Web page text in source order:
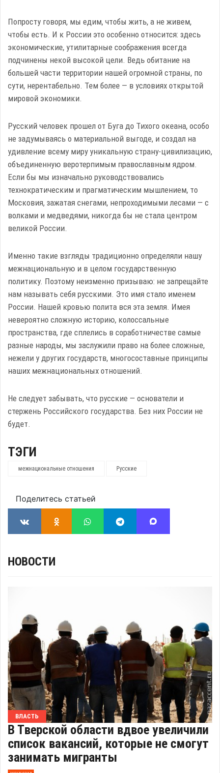
Попросту говоря, мы едим, чтобы жить, а не живем,
чтобы есть. И к России это особенно относится: здесь
экономические, утилитарные соображения всегда
подчинены некой высокой цели. Ведь обитание на
большей части территории нашей огромной страны, по
сути, нерентабельно. Тем более — в условиях открытой
мировой экономики.
Русский человек прошел от Буга до Тихого океана, особо
не задумываясь о материальной выгоде, и создал на
удивление всему миру уникальную страну-цивилизацию,
объединенную веротерпимым пра­вославным ядром.
Если бы мы изначально руководствовались
технократическим и прагматическим мышлением, то
Московия, зажатая снегами, непроходимыми лесами — с
волками и медведями, никогда бы не стала центром
великой России.
Именно такие взгляды традиционно определяли нашу
межнациональную и в целом государственную
политику. Поэтому неизменно призываю: не запрещайте
нам называть себя русскими. Это имя стало именем
России. Нашей кровью полита вся эта земля. Имея
невероятно сложную историю, колоссальные
пространства, где сплелись в соработничестве самые
разные народы, мы заслужили право на более сложные,
нежели у других государств, многосоставные принципы
наших межнациональных отношений.
Не следует забывать, что русские — основатели и
стержень Российского государства. Без них России не
будет.
ТЭГИ
межнациональные отношения Русские
Поделитесь статьей
НОВОСТИ
ВЛАСТЬ
В Тверской области вдвое увеличили
список вакансий, которые не смогут
занимать мигранты